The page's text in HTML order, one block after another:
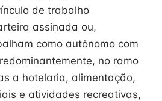
de trabalho
assinada ou,
como autônomo com
no ramo
a hotelaria, alimentação,
e atividades recreativas,